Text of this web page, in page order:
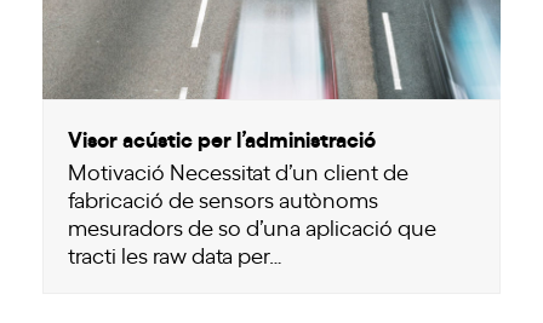
Visor acústic per l’administració
Motivació Necessitat d’un client de
fabricació de sensors autònoms
mesuradors de so d’una aplicació que
tracti les raw data per…